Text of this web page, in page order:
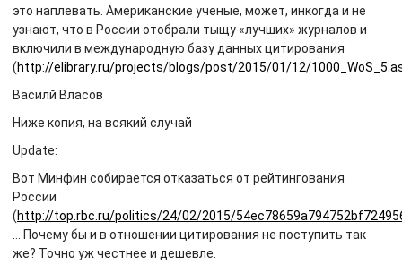
это наплевать. Американские ученые, может, инкогда и не
узнают, что в России отобрали тыщу «лучших» журналов и
включили в международную базу данных цитирования
(http://elibrary.ru/projects/blogs/post/2015/01/12/
Василй Власов
Ниже копия, на всякий случай
Update:
Вот Минфин собирается отказаться от рейтингования
России
(http://top.rbc.ru/politics/24/02/2015/
… Почему бы и в отношении цитирования не поступить так
же? Точно уж честнее и дешевле.